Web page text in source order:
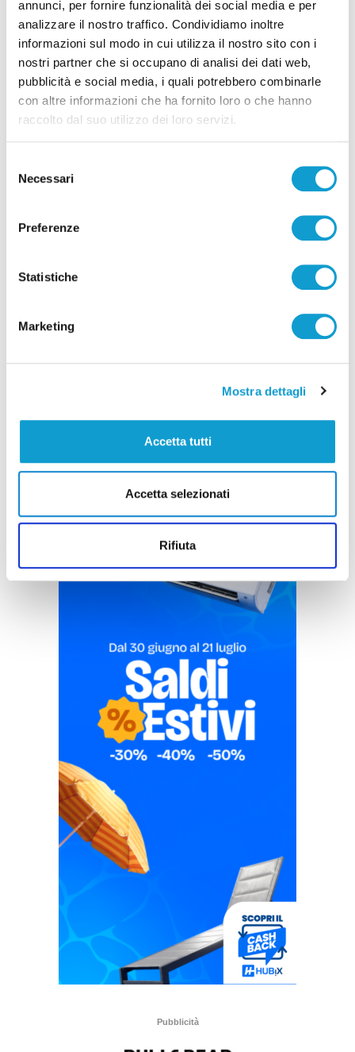
annunci, per fornire funzionalità dei social media e per
analizzare il nostro traffico. Condividiamo inoltre
informazioni sul modo in cui utilizza il nostro sito con i
nostri partner che si occupano di analisi dei dati web,
pubblicità e social media, i quali potrebbero combinarle
con altre informazioni che ha fornito loro o che hanno
raccolto dal suo utilizzo dei loro servizi.
delNecessari
Preferenze
Statistiche
Marketing
Mostra dettagli
Accetta tutti
Accetta selezionati
Rifiuta
Correlati
Castelfidardo al Latina Calcio
Pubblicità
Pubblicità